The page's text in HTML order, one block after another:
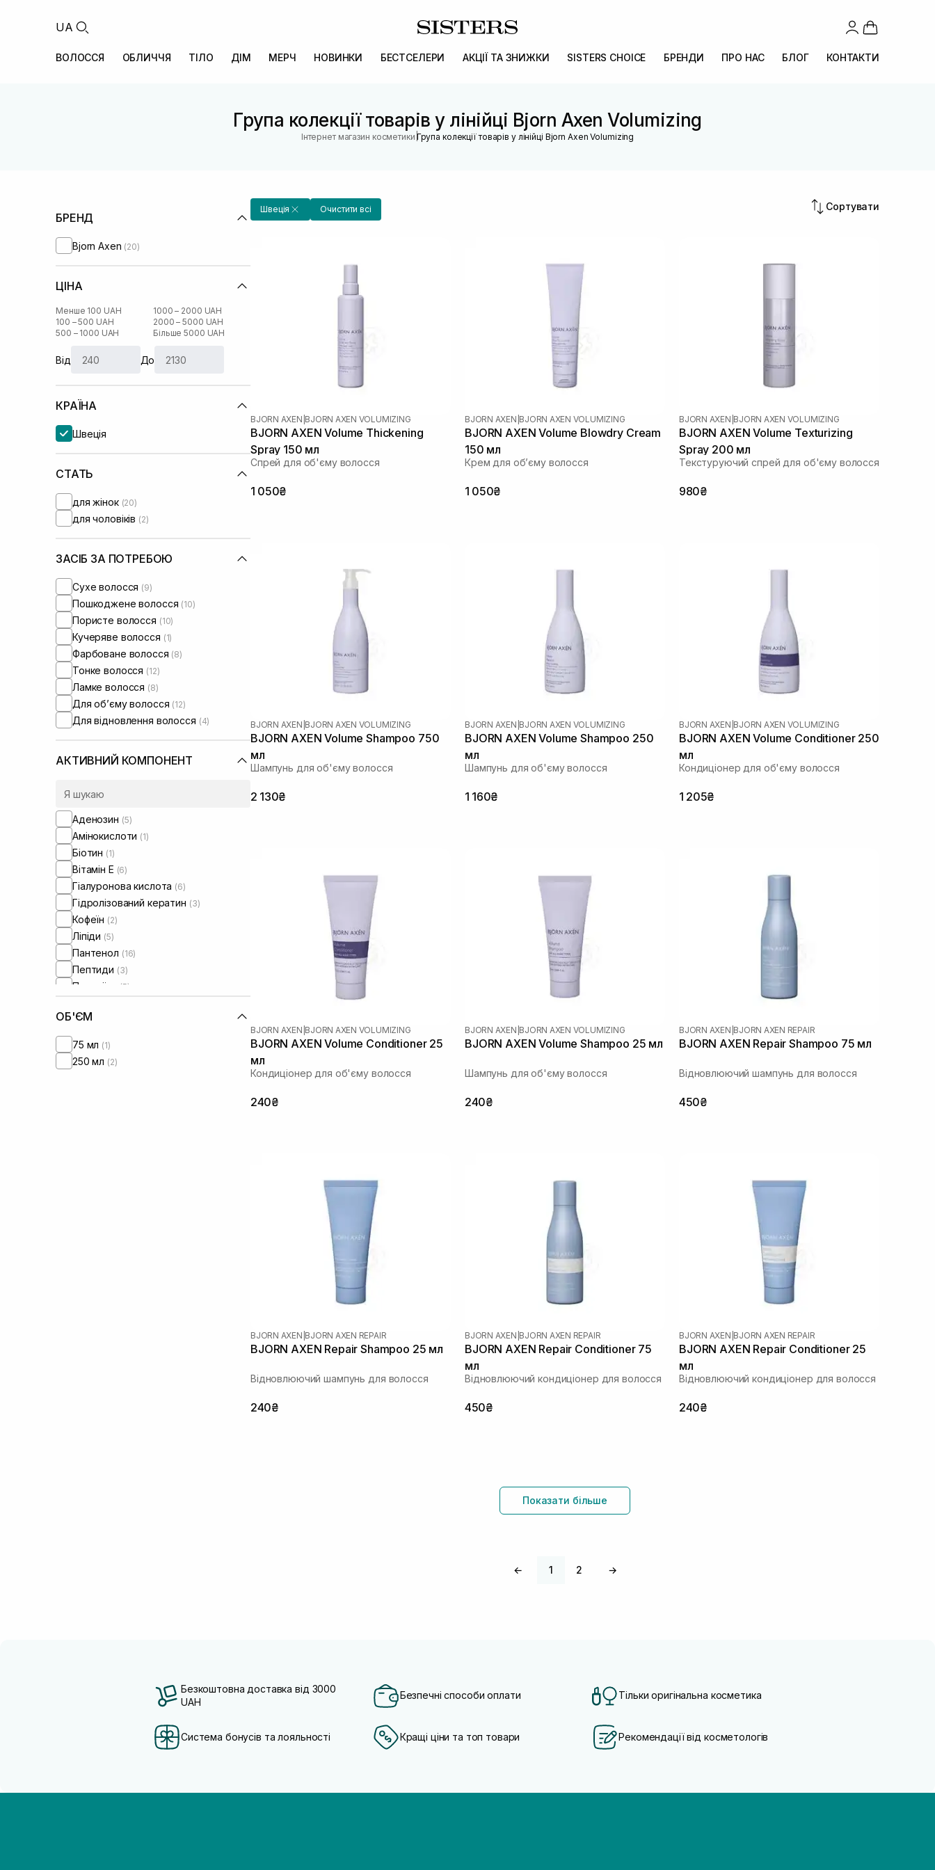
UA
ВОЛОССЯ ОБЛИЧЧЯ ТІЛО ДІМ МЕРЧ НОВИНКИ БЕСТСЕЛЕРИ АКЦІЇ ТА ЗНИЖКИ SISTERS CHOICE БРЕНДИ ПРО НАС БЛОГ КОНТАКТИ
Група колекції товарів у лінійці Bjorn Axen Volumizing
Інтернет магазин косметики |Група колекції товарів у лінійці Bjorn Axen Volumizing
БРЕНД
Bjorn Axen (20)
ЦІНА
Менше 100 UAH
100 – 500 UAH
500 – 1000 UAH
1000 – 2000 UAH
2000 – 5000 UAH
Більше 5000 UAH
Від До
КРАЇНА
Швеція
СТАТЬ
для жінок (20)
для чоловіків (2)
ЗАСІБ ЗА ПОТРЕБОЮ
Сухе волосся (9)
Пошкоджене волосся (10)
Пористе волосся (10)
Кучеряве волосся (1)
Фарбоване волосся (8)
Тонке волосся (12)
Ламке волосся (8)
Для обʼєму волосся (12)
Для відновлення волосся (4)
АКТИВНИЙ КОМПОНЕНТ
Аденозин (5)
Амінокислоти (1)
Біотин (1)
Вітамін Е (6)
Гіалуронова кислота (6)
Гідролізований кератин (3)
Кофеїн (2)
Ліпіди (5)
Пантенол (16)
Пептиди (3)
Протеїни (5)
Сквалан
ОБ'ЄМ
75 мл (1)
250 мл (2)
Швеція Очистити всі Сортувати
BJORN AXEN BJORN AXEN VOLUMIZING
BJORN AXEN Volume Thickening
Spray 150 мл
Спрей для об'єму волосся
1 050₴
BJORN AXEN BJORN AXEN VOLUMIZING
BJORN AXEN Volume Blowdry Cream
150 мл
Крем для обʼєму волосся
1 050₴
BJORN AXEN BJORN AXEN VOLUMIZING
BJORN AXEN Volume Texturizing
Spray 200 мл
Текстуруючий спрей для об'єму волосся
980₴
BJORN AXEN BJORN AXEN VOLUMIZING
BJORN AXEN Volume Shampoo 750
мл
Шампунь для об'єму волосся
2 130₴
BJORN AXEN BJORN AXEN VOLUMIZING
BJORN AXEN Volume Shampoo 250
мл
Шампунь для об'єму волосся
1 160₴
BJORN AXEN BJORN AXEN VOLUMIZING
BJORN AXEN Volume Conditioner 250
мл
Кондиціонер для об'єму волосся
1 205₴
BJORN AXEN BJORN AXEN VOLUMIZING
BJORN AXEN Volume Conditioner 25
мл
Кондиціонер для об'єму волосся
240₴
BJORN AXEN BJORN AXEN VOLUMIZING
BJORN AXEN Volume Shampoo 25 мл
Шампунь для об'єму волосся
240₴
BJORN AXEN BJORN AXEN REPAIR
BJORN AXEN Repair Shampoo 75 мл
Відновлюючий шампунь для волосся
450₴
BJORN AXEN BJORN AXEN REPAIR
BJORN AXEN Repair Shampoo 25 мл
Відновлюючий шампунь для волосся
240₴
BJORN AXEN BJORN AXEN REPAIR
BJORN AXEN Repair Conditioner 75
мл
Відновлюючий кондиціонер для волосся
450₴
BJORN AXEN BJORN AXEN REPAIR
BJORN AXEN Repair Conditioner 25
мл
Відновлюючий кондиціонер для волосся
240₴
Показати більше
← 1 2 →
Безкоштовна доставка від 3000
UAH
Безпечні способи оплати Тільки оригінальна косметика
Система бонусів та лояльності Кращі ціни та топ товари Рекомендації від косметологів